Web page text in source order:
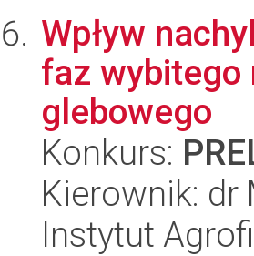
Wpływ
faz wybitego
glebowego
Konkurs:
Kierownik: dr
Instytut